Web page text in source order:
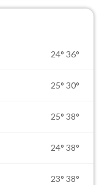
24° 36°
25° 30°
25° 38°
24° 38°
23° 38°